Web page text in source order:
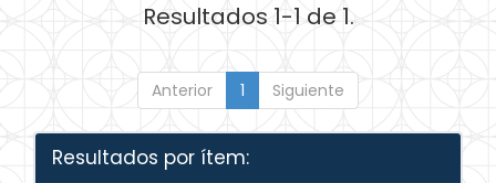
Resultados 1-1 de 1.
Anterior 1 Siguiente
Resultados por ítem: